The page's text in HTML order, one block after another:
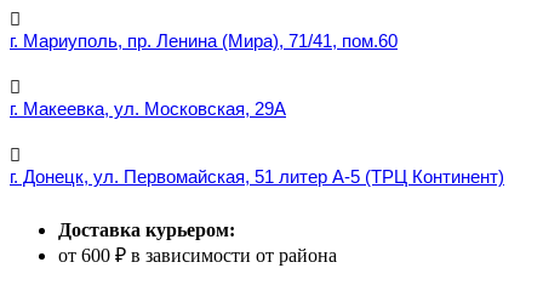
г. Мариуполь, пр. Ленина (Мира), 71/41, пом.60
г. Макеевка, ул. Московская, 29А
г. Донецк, ул. Первомайская, 51 литер А-5 (ТРЦ Континент)
Доставка курьером:
от 600 ₽ в зависимости от района